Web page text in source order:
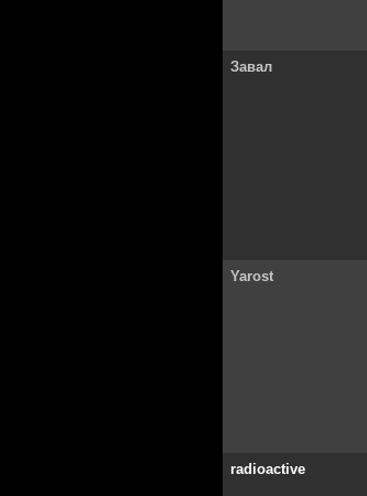
Завал
Yarost
radioactive